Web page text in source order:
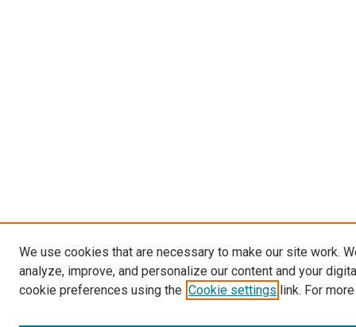
We use cookies that are necessary to make our site work.
analyze, improve, and personalize our content and your
cookie preferences using the Cookie settings link. For